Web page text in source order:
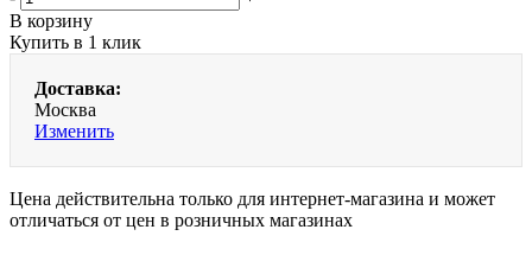
В корзину
Купить в 1 клик
Доставка:
Москва
Изменить
Цена действительна только для интернет-магазина и может
отличаться от цен в розничных магазинах